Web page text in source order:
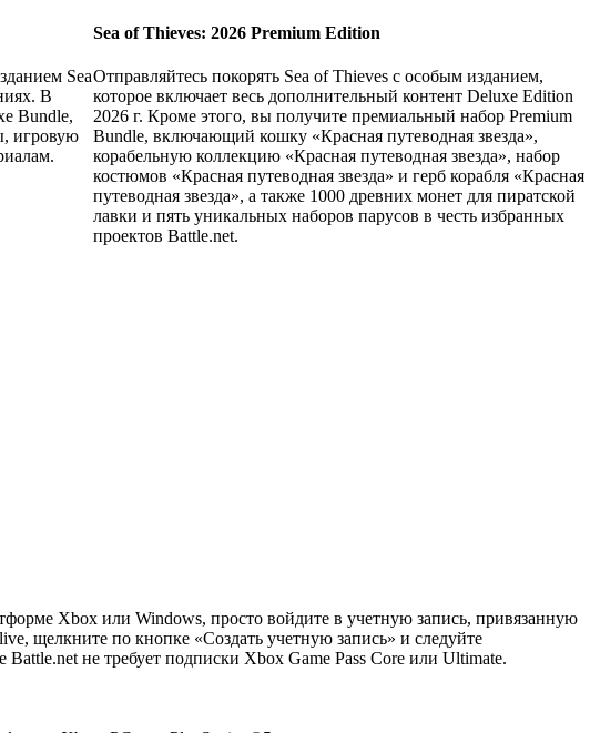
Sea
В
Bundle,
игровую
Sea of Thieves: 2026 Premium Edition
Отправляйтесь покорять Sea of Thieves с особым изданием,
которое включает весь дополнительный контент Deluxe Edition
2026 г. Кроме этого, вы получите премиальный набор Premium
Bundle, включающий кошку «Красная путеводная звезда»,
корабельную коллекцию «Красная путеводная звезда», набор
костюмов «Красная путеводная звезда» и герб корабля «Красная
путеводная звезда», а также 1000 древних монет для пиратской
лавки и пять уникальных наборов парусов в честь избранных
проектов Battle.net.
Xbox или Windows, просто войдите в учетную запись, привязанную
, щелкните по кнопке «Создать учетную запись» и следуйте
Battle.net не требует подписки Xbox Game Pass Core или Ultimate.